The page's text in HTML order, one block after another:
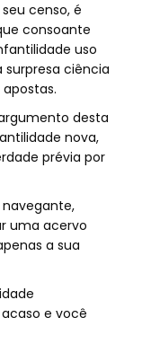
censo, é
consoante
uso
surpresa ciência
desta
nova,
prévia por
uma acervo
a sua
e você